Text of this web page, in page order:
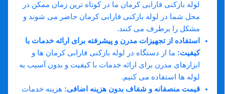
لوله بازکنی فارابی کرمان ما در کوتاه ترین زمان ممکن در
محل شما در لوله بازکنی فارابی کرمان حاضر می شوند و
مشکل را برطرف می کنند.
استفاده از تجهیزات مدرن و پیشرفته برای ارائه خدمات با
کیفیت: ما از دستگاه در لوله بازکنی فارابی کرمان ها و
ابزارهای مدرن برای ارائه خدمات با کیفیت و بدون آسیب به
لوله ها استفاده می کنیم.
قیمت منصفانه و شفاف بدون هزینه اضافی: هزینه خدمات